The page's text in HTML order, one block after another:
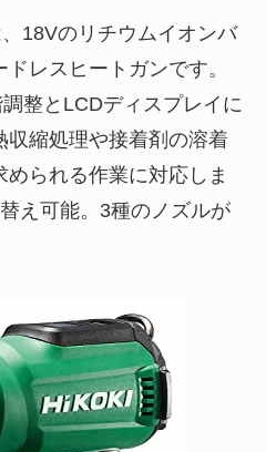
18Vのリチウムイオンバ
レスヒートガンです。
整とLCDディスプレイに
収縮処理や接着剤の溶着
られる作業に対応しま
え可能。3種のノズルが